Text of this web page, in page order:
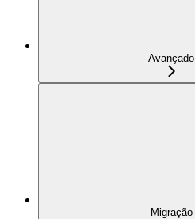
Avançado
Migração